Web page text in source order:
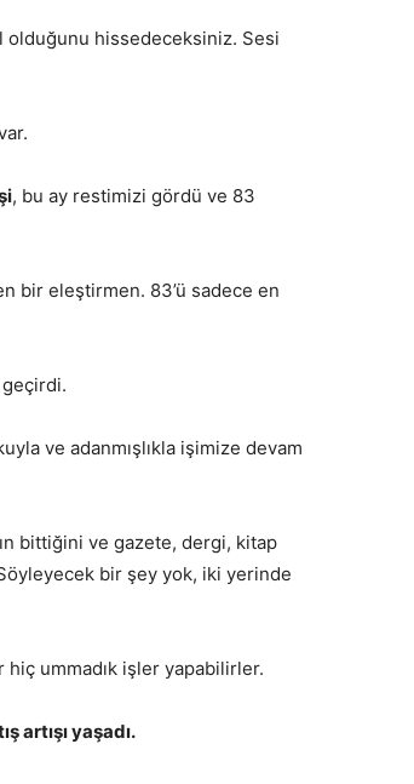
olduğunu hissedeceksiniz. Sesi
, bu ay restimizi gördü ve 83
bir eleştirmen. 83’ü sadece en
ve adanmışlıkla işimize devam
bittiğini ve gazete, dergi, kitap
Söyleyecek bir şey yok, iki yerinde
hiç ummadık işler yapabilirler.
artışı yaşadı.